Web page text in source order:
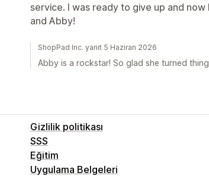
service. I was ready to give up and now
and Abby!
ShopPad Inc. yanıt 5 Haziran 2026
Abby is a rockstar! So glad she turned
Gizlilik politikası
SSS
Eğitim
Uygulama Belgeleri